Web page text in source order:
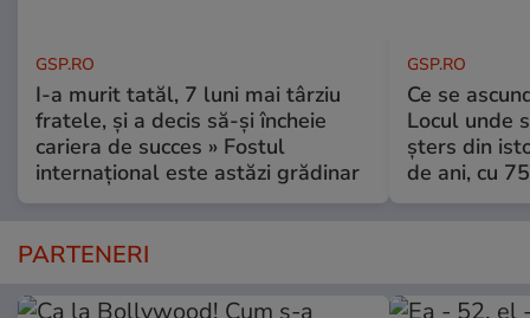
GSP.RO
I-a murit tatăl, 7 luni mai târziu
fratele, și a decis să-și încheie
cariera de succes » Fostul
internațional este astăzi grădinar
GSP.RO
Ce se
Locul unde
șters din
de ani, cu
PARTENERI